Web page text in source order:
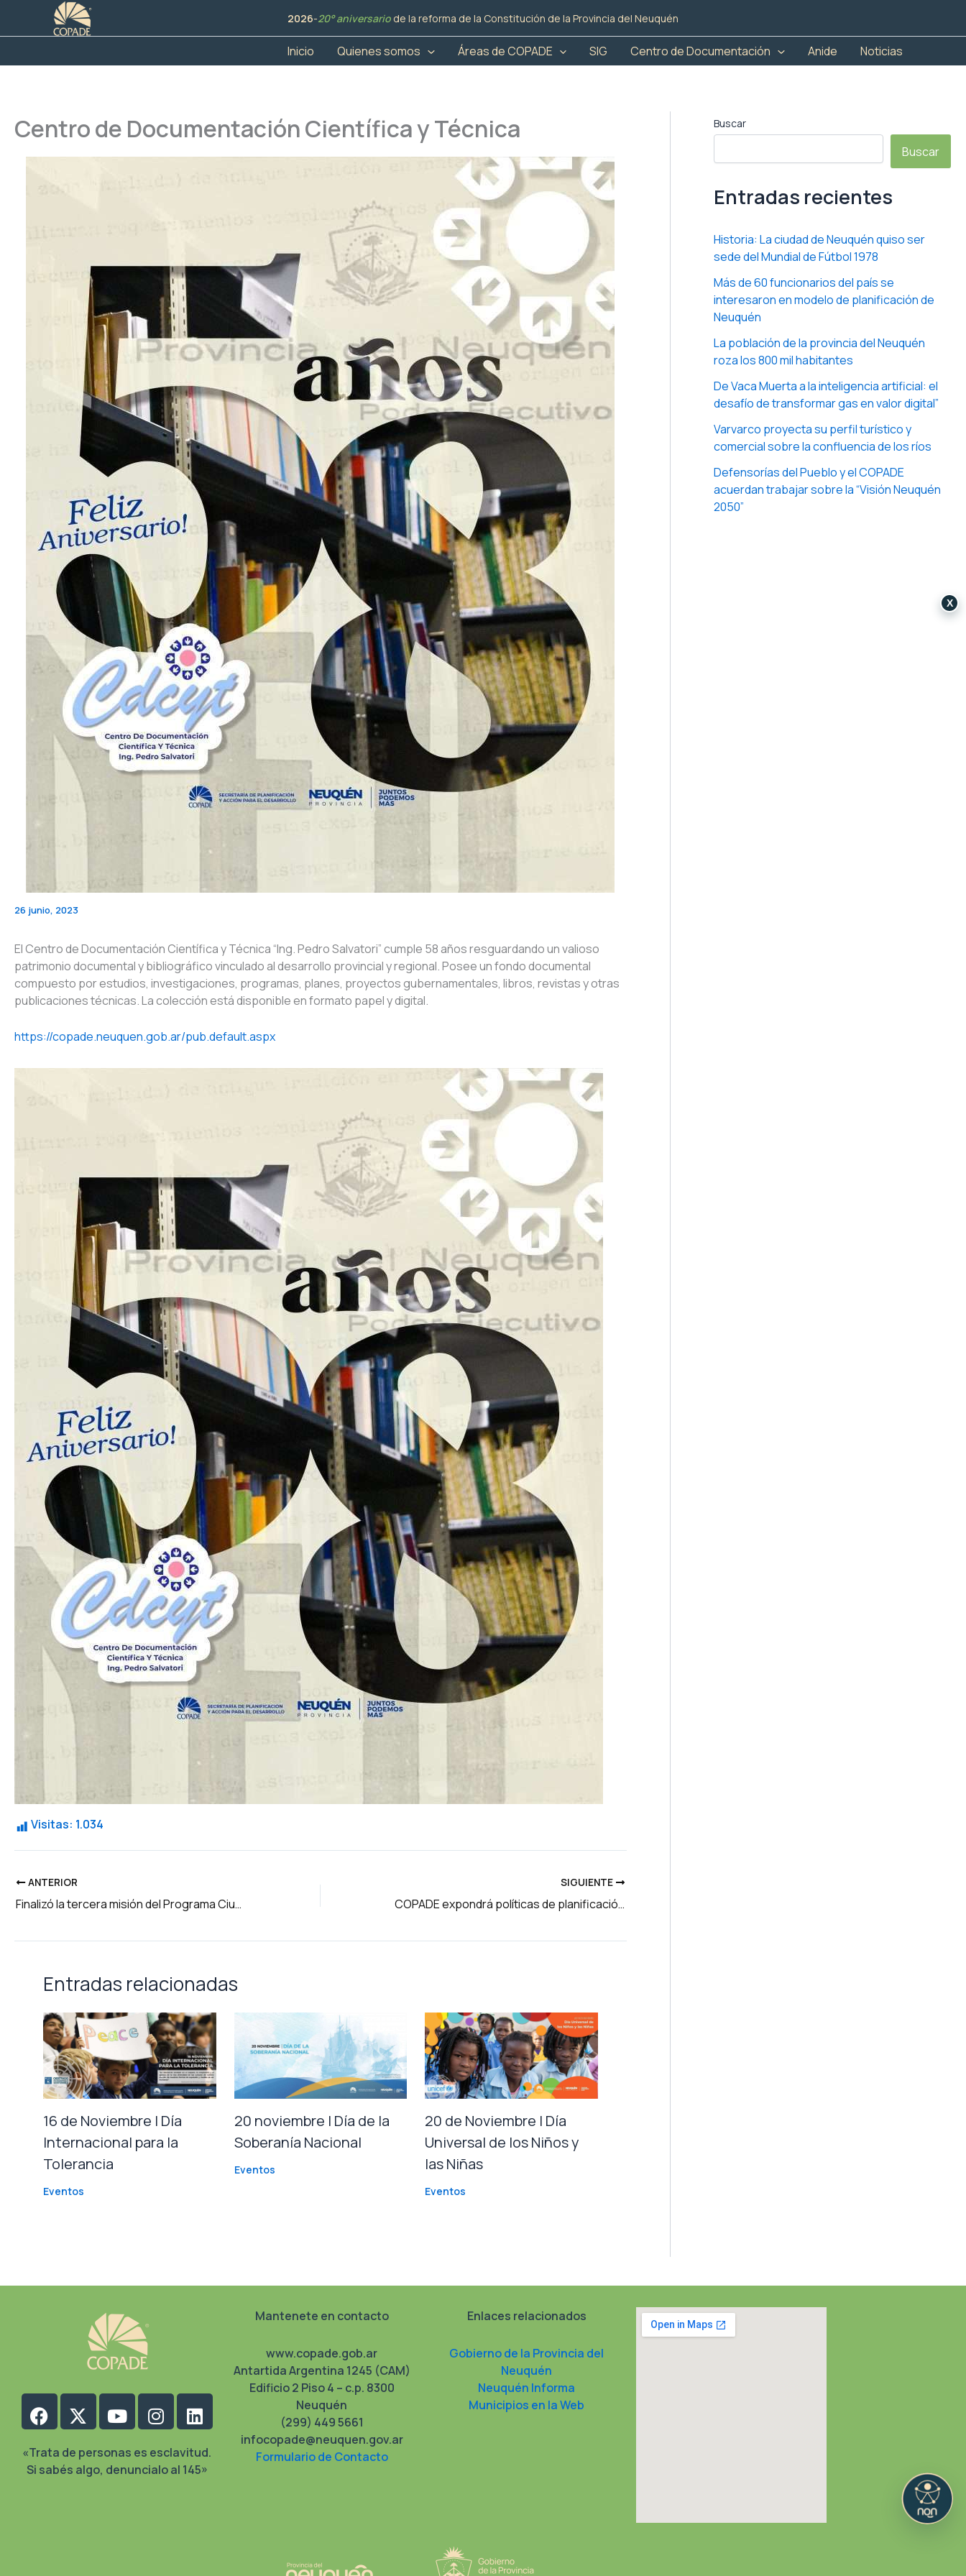
2026-20° aniversario de la reforma de la Constitución de la Provincia del Neuquén
Inicio Quienes somos Áreas de COPADE SIG Centro de Documentación Anide Noticias
Centro de Documentación Científica y Técnica
26 junio, 2023
El Centro de Documentación Científica y Técnica “Ing. Pedro Salvatori” cumple 58 años resguardando un valioso
patrimonio documental y bibliográfico vinculado al desarrollo provincial y regional. Posee un fondo documental
compuesto por estudios, investigaciones, programas, planes, proyectos gubernamentales, libros, revistas y otras
publicaciones técnicas. La colección está disponible en formato papel y digital.
https://copade.neuquen.gob.ar/pub.default.aspx
Visitas: 1.034
ANTERIOR
Finalizó la tercera misión del Programa Ciudades Sostenibles de Naciones Unidas
SIGUIENTE
COPADE expondrá políticas de planificación en el “Circuito Urbano” de ONU Hábitat
Entradas relacionadas
16 de Noviembre | Día
Internacional para la
Tolerancia
Eventos
20 noviembre | Día de la
Soberanía Nacional
Eventos
20 de Noviembre | Día
Universal de los Niños y
las Niñas
Eventos
Buscar
Buscar
Entradas recientes
Historia: La ciudad de Neuquén quiso ser
sede del Mundial de Fútbol 1978
Más de 60 funcionarios del país se
interesaron en modelo de planificación de
Neuquén
La población de la provincia del Neuquén
roza los 800 mil habitantes
De Vaca Muerta a la inteligencia artificial: el
desafío de transformar gas en valor digital”
Varvarco proyecta su perfil turístico y
comercial sobre la confluencia de los ríos
Defensorías del Pueblo y el COPADE
acuerdan trabajar sobre la “Visión Neuquén
2050”
Facebook
X-
twitter
YoutubeInstagram
Linkedin
«Trata de personas es esclavitud.
Si sabés algo, denuncialo al 145»
Mantenete en contacto
www.copade.gob.ar
Antartida Argentina 1245 (CAM)
Edificio 2 Piso 4 – c.p. 8300
Neuquén
(299) 449 5661
infocopade@neuquen.gov.ar
Formulario de Contacto
Enlaces relacionados
Gobierno de la Provincia del
Neuquén
Neuquén Informa
Municipios en la Web
X